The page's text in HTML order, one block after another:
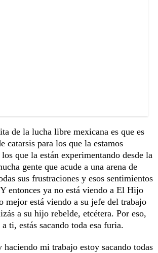
de la lucha libre mexicana es que es
catarsis para los que la estamos
que la están experimentando desde la
gente que acude a una arena de
sus frustraciones y esos sentimientos
entonces ya no está viendo a El Hijo
mejor está viendo a su jefe del trabajo
a su hijo rebelde, etcétera. Por eso,
ti, estás sacando toda esa furia.
haciendo mi trabajo estoy sacando todas